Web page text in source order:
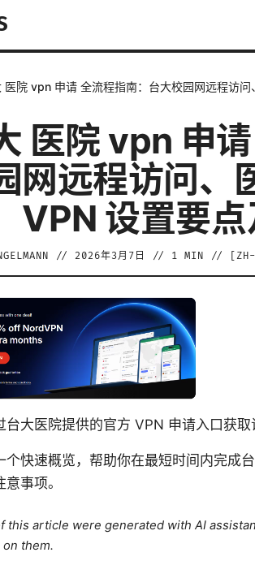
医院 vpn 申请 全流程指南：台大校园网远程访
医院 vpn 申
网远程访问、
VPN 设置要
// 2026年3月7日 // 1 MIN // [
台大医院提供的官方 VPN 申请入口获取
个快速概览，帮助你在最短时间内完成
事项。
this article were generated with AI
them.